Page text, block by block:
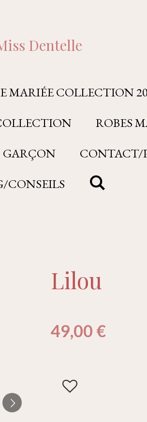
Dentelle
MARIÉE COLLECTION
ROBES
GARÇON
CONTACT/
CONSEILS
Lilou
49,00 €